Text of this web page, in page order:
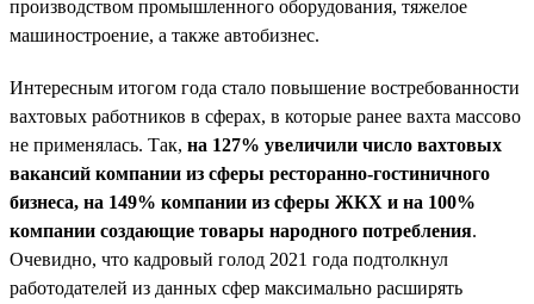
производством промышленного оборудования, тяжелое
машиностроение, а также автобизнес.
Интересным итогом года стало повышение востребованности
вахтовых работников в сферах, в которые ранее вахта массово
не применялась. Так, на 127% увеличили число вахтовых
вакансий компании из сферы ресторанно-гостиничного
бизнеса, на 149% компании из сферы ЖКХ и на 100%
компании создающие товары народного потребления.
Очевидно, что кадровый голод 2021 года подтолкнул
работодателей из данных сфер максимально расширять